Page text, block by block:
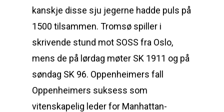
kanskje disse sju jegerne hadde puls på
1500 tilsammen. Tromsø spiller i
skrivende stund mot SOSS fra Oslo,
mens de på lørdag møter SK 1911 og på
søndag SK 96. Oppenheimers fall
Oppenheimers suksess som
vitenskapelig leder for Manhattan-